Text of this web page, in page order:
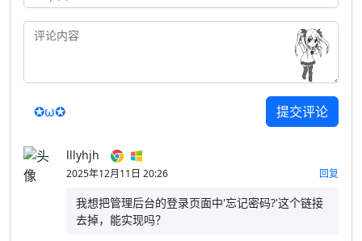
✪ω✪ 提交评论
lllyhjh
2025年12月11日 20:26 回复
我想把管理后台的登录页面中'忘记密码?'这个链接
去掉，能实现吗？